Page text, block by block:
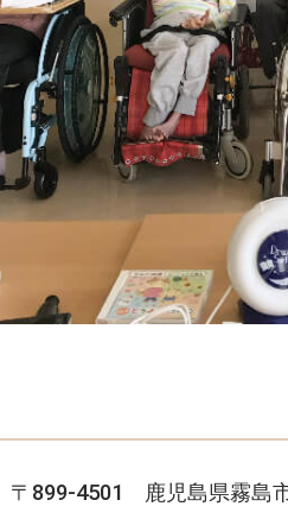
〒899-4501 鹿児島県霧島